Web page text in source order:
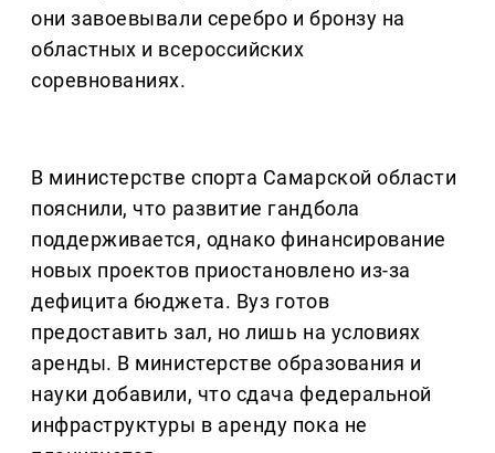
они завоевывали серебро и бронзу на
областных и всероссийских
соревнованиях.
В министерстве спорта Самарской области
пояснили, что развитие гандбола
поддерживается, однако финансирование
новых проектов приостановлено из-за
дефицита бюджета. Вуз готов
предоставить зал, но лишь на условиях
аренды. В министерстве образования и
науки добавили, что сдача федеральной
инфраструктуры в аренду пока не